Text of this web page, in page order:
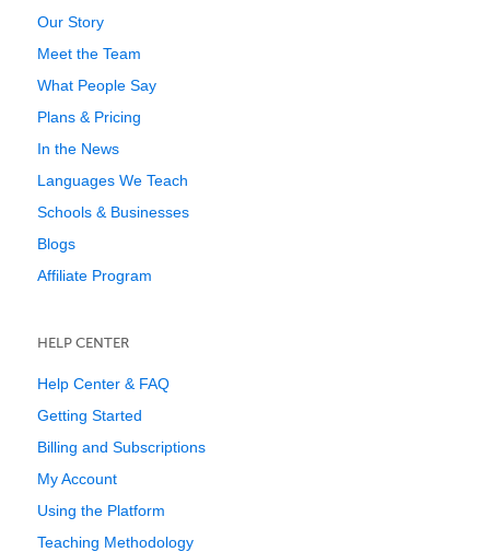
Our Story
Meet the Team
What People Say
Plans & Pricing
In the News
Languages We Teach
Schools & Businesses
Blogs
Affiliate Program
HELP CENTER
Help Center & FAQ
Getting Started
Billing and Subscriptions
My Account
Using the Platform
Teaching Methodology